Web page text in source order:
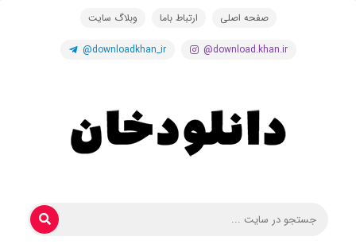
صفحه اصلی ارتباط باما وبلاگ سایت
@download.khan.ir
@downloadkhan_ir